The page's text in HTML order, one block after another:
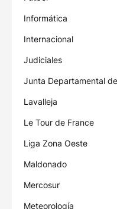
Informática
Internacional
Judiciales
Junta Departamental
Lavalleja
Le Tour de France
Liga Zona Oeste
Maldonado
Mercosur
Meteorología